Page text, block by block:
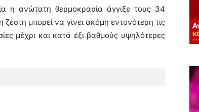
η ανώτατη θερμοκρασία άγγιξε τους 34
μπορεί να γίνει ακόμη εντονότερη τις
μέχρι και κατά έξι βαθμούς υψηλότερες